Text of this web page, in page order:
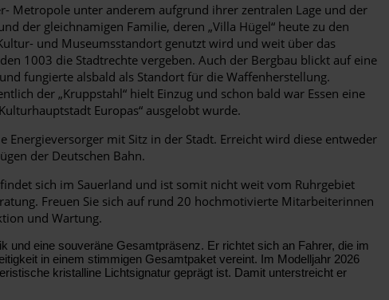
Metropole unter anderem aufgrund ihrer zentralen Lage und der
der gleichnamigen Familie, deren „Villa Hügel“ heute zu den
und Museumsstandort genutzt wird und weit über das
1003 die Stadtrechte vergeben. Auch der Bergbau blickt auf eine
fungierte alsbald als Standort für die Waffenherstellung.
der „Kruppstahl“ hielt Einzug und schon bald war Essen eine
Europas“ ausgelobt wurde.
mit Sitz in der Stadt. Erreicht wird diese entweder
der Deutschen Bahn.
sich im Sauerland und ist somit nicht weit vom Ruhrgebiet
Freuen Sie sich auf rund 20 hochmotivierte Mitarbeiterinnen
und Wartung.
und eine souveräne Gesamtpräsenz. Er richtet sich an Fahrer, die im
in einem stimmigen Gesamtpaket vereint. Im Modelljahr 2026
kristalline Lichtsignatur geprägt ist. Damit unterstreicht er